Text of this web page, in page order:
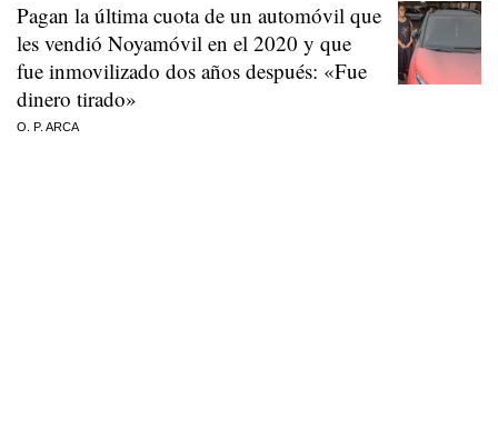
Pagan la última cuota de un automóvil que
les vendió Noyamóvil en el 2020 y que
fue inmovilizado dos años después: «Fue
dinero tirado»
O. P. ARCA